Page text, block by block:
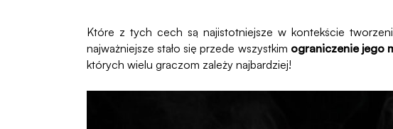
Które z tych cech są najistotniejsze w kontekście
najważniejsze stało się przede wszystkim ograniczenie jego
których wielu graczom zależy najbardziej!